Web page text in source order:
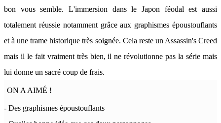
bon vous semble. L'immersion dans le Japon féodal est aussi
totalement réussie notamment grâce aux graphismes époustouflants
et à une trame historique très soignée. Cela reste un Assassin's Creed
mais il le fait vraiment très bien, il ne révolutionne pas la série mais
lui donne un sacré coup de frais.
ON A AIMÉ !
- Des graphismes époustouflants